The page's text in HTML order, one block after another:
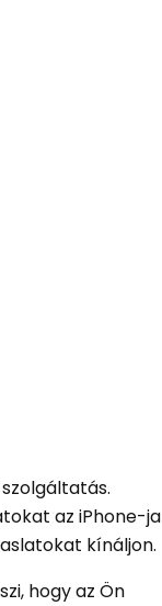
az iPhone-ja
kínáljon.
hogy az Ön